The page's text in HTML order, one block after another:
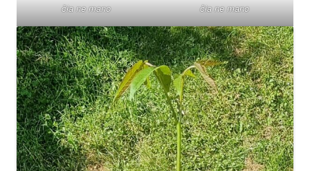
čia ne mano čia ne mano